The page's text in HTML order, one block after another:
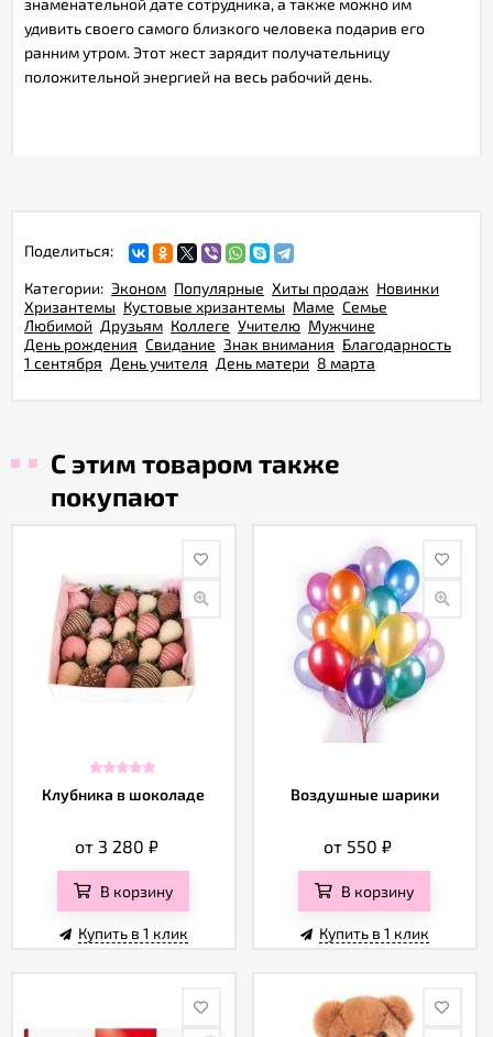
удивить своего самого близкого человека подарив его
ранним утром. Этот жест зарядит получательницу
положительной энергией на весь рабочий день.
Поделиться:
Категории: Эконом Популярные Хиты продаж Новинки
Хризантемы Кустовые хризантемы Маме Семье
Любимой Друзьям Коллеге Учителю Мужчине
День рождения Свидание Знак внимания Благодарность
1 сентября День учителя День матери 8 марта
С этим товаром также
покупают
Клубника в шоколаде
от 3 280₽
В корзину
Купить в 1 клик
Воздушные шарики
от 550₽
В корзину
Купить в 1 клик